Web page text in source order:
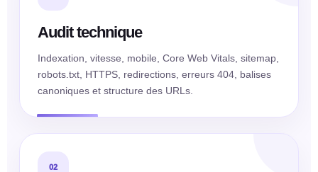
Audit technique
Indexation, vitesse, mobile, Core Web Vitals, sitemap,
robots.txt, HTTPS, redirections, erreurs 404, balises
canoniques et structure des URLs.
02